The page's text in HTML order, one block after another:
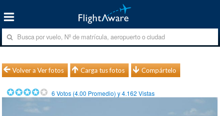
Volver a Ver fotos Carga tus fotos Compártelo
6 Votos (4.00 Promedio) y4.162 Vistas